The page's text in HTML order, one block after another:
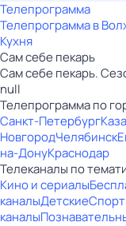
Телепрограмма
Телепрограмма в
Кухня
Сам себе пекарь
Сам себе пекарь.
null
Телепрограмма по
Санкт-Петербург
НовгородЧелябинск
на-ДонуКраснодар
Телеканалы по
Кино и сериалы
каналыДетские
каналы